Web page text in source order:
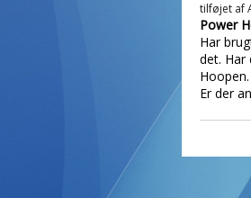
tilføjet af
Power
Har
det. Har
Er der